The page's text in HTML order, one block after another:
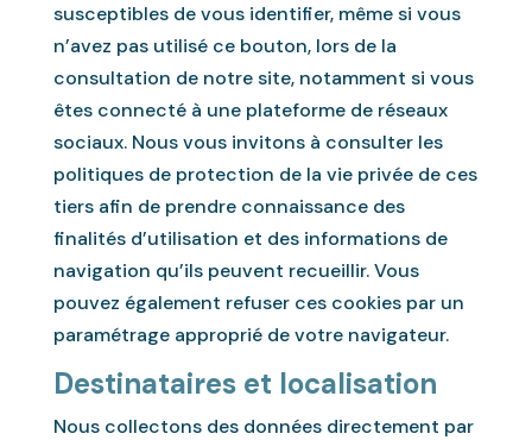
susceptibles de vous identifier, même si vous
n’avez pas utilisé ce bouton, lors de la
consultation de notre site, notamment si vous
êtes connecté à une plateforme de réseaux
sociaux. Nous vous invitons à consulter les
politiques de protection de la vie privée de ces
tiers afin de prendre connaissance des
finalités d’utilisation et des informations de
navigation qu’ils peuvent recueillir. Vous
pouvez également refuser ces cookies par un
paramétrage approprié de votre navigateur.
Destinataires et localisation
Nous collectons des données directement par